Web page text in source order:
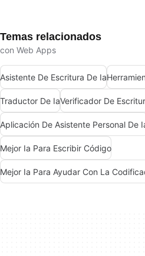
Temas relacionados
con Web Apps
Asistente De Escritura De Ia
Traductor De IaVerificador De
Aplicación De Asistente Personal De
Mejor Ia Para Escribir Código